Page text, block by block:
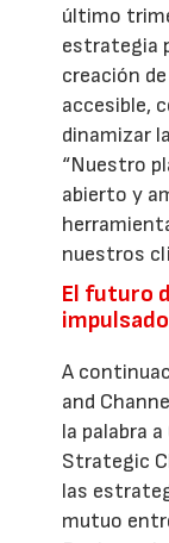
último
estrategia
creación
accesible,
dinamizar
“Nuestro
abierto y
nuestros
El futuro
A
and
la palabra
Strategic
las
mutuo